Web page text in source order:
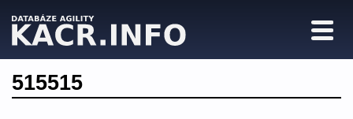
515515